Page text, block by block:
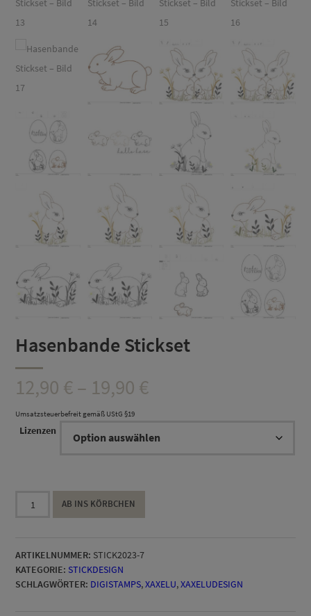
Hasenbande Stickset
12,90 €– 19,90 €Preisspanne:
bis
Umsatzsteuerbefreit gemäß UStG §19
Lizenzen
Stickset
AB INS KÖRBCHEN
ARTIKELNUMMER: STICK2023-7
KATEGORIE: STICKDESIGN
SCHLAGWÖRTER: DIGISTAMPS,XAXELU,XAXELUDESIGN